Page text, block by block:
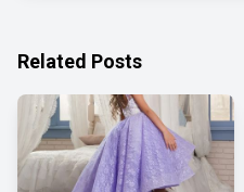
Related Posts